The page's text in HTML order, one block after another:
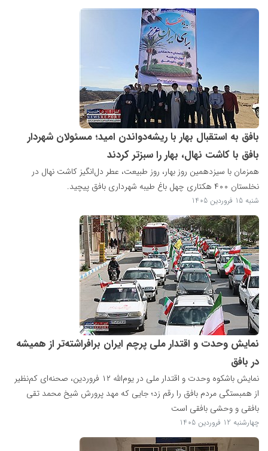
بافق به استقبال بهار با ریشه‌دواندن امید؛ مسئولان شهردار
بافق با کاشت نهال، بهار را سبزتر کردند
همزمان با سیزدهمین روز بهار، روز طبیعت، عطر دل‌انگیز کاشت نهال در
نخلستان ۴۰۰ هکتاری چهل باغ طیبه شهرداری بافق پیچید.
شنبه 15 فروردین 1405
نمایش وحدت و اقتدار ملی پرچم ایران برافراشته‌تر از همیشه
در بافق
نمایش باشکوه وحدت و اقتدار ملی در یوم‌الله ۱۲ فروردین، صحنه‌ای کم‌نظیر
از همبستگی مردم بافق را رقم زد؛ جایی که مهد پرورش شیخ محمد تقی
بافقی و وحشی بافقی است
چهارشنبه 12 فروردین 1405